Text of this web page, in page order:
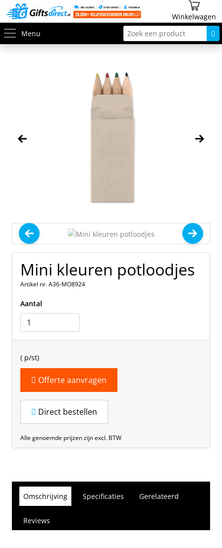
Winkelwagen
Menu
Mini kleuren potloodjes
Artikel nr. A36-MO8924
Aantal
( p/st)
Offerte aanvragen
Direct bestellen
Alle genoemde prijzen zijn excl. BTW
Omschrijving Specificaties Gerelateerd
Reviews